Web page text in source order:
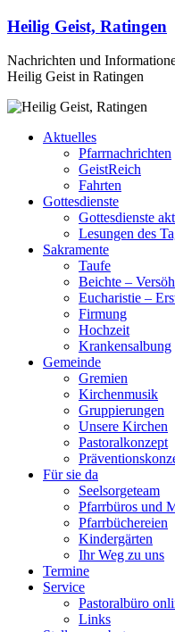
Heilig Geist, Ratingen
Nachrichten und
Heilig Geist in Ratingen
Aktuelles
Pfarrnachrichten
GeistReich
Fahrten
Gottesdienste
Gottesdienste
Lesungen des
Sakramente
Taufe
Beichte –
Eucharistie –
Firmung
Hochzeit
Krankensalbung
Gemeinde
Gremien
Kirchenmusik
Gruppierungen
Unsere Kirchen
Pastoralkonzept
Für sie da
Seelsorgeteam
Pfarrbüros und
Pfarrbüchereien
Kindergärten
Ihr Weg zu uns
Termine
Service
Pastoralbüro
Links